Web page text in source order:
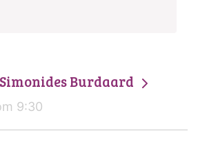
Burdaard
9:30